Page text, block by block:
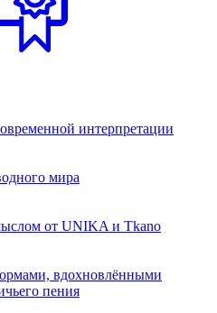
интерпретации
мира
от UNIKA и Tkano
вдохновлёнными
пения